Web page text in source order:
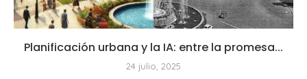
Planificación urbana y la IA: entre la promesa...
24 julio, 2025